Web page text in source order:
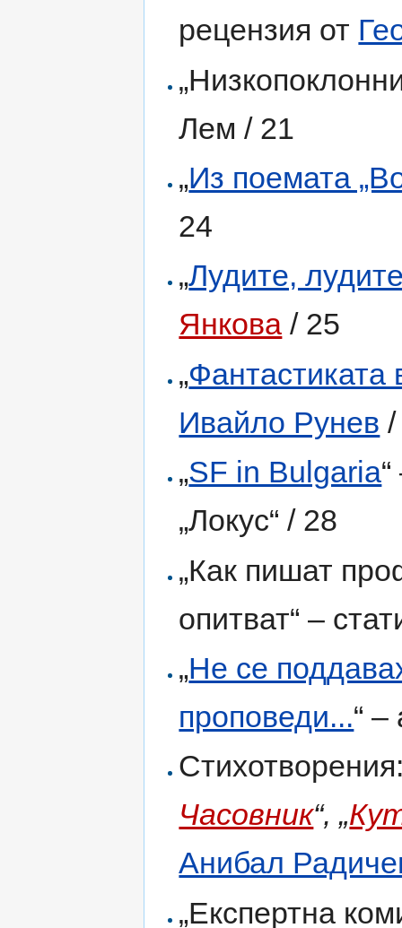
рецензия от
Лем / 21
„Из поемата
24
„Лудите,
Янкова / 25
„Фантастиката
Ивайло Рунев
„SF in Bulgaria
„Локус“ / 28
„Как пишат
опитват“ –
„Не се
проповеди...“ –
Часовник“, „
Анибал
„Експертна